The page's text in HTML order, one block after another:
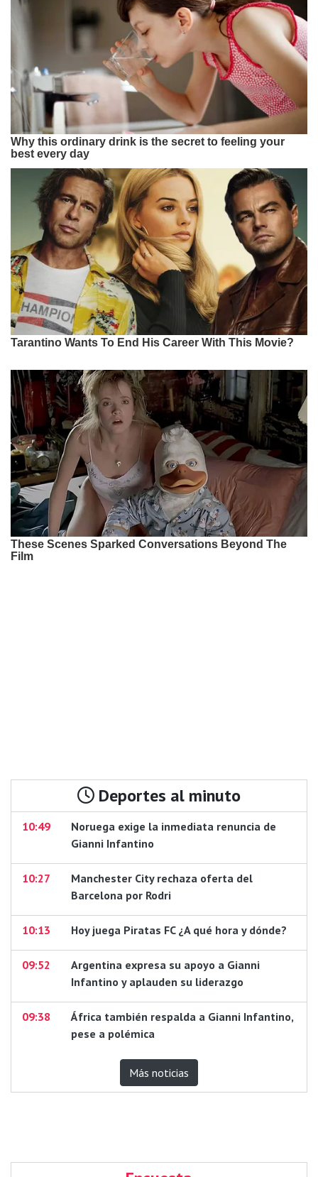
Deportes al minuto
10:49
Noruega exige la inmediata renuncia de
Gianni Infantino
10:27
Manchester City rechaza oferta del
Barcelona por Rodri
10:13 Hoy juega Piratas FC ¿A qué hora y dónde?
09:52
Argentina expresa su apoyo a Gianni
Infantino y aplauden su liderazgo
09:38
África también respalda a Gianni Infantino,
pese a polémica
Más noticias